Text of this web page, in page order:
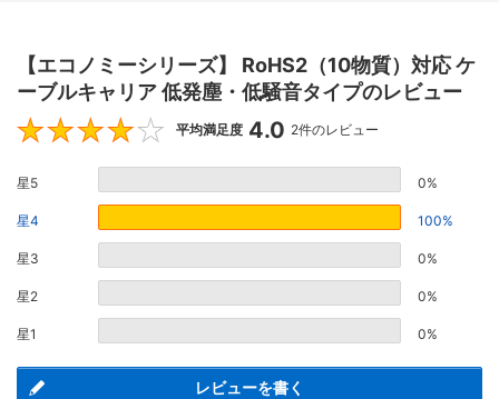
【エコノミーシリーズ】 RoHS2（10物質）対応 ケ
ーブルキャリア 低発塵・低騒音タイプのレビュー
4
平均満足度 4.0 2件のレビュー
星5 0%
星4 100%
星3 0%
星2 0%
星1 0%
レビューを書く